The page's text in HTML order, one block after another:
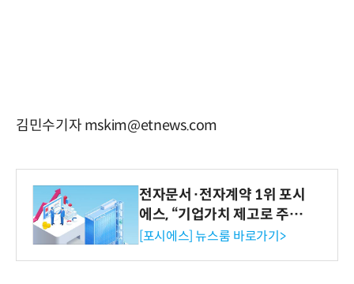
김민수기자 mskim@etnews.com
전자문서·전자계약 1위 포시
에스, “기업가치 제고로 주주
환원 강화” 계획 공시
[포시에스] 뉴스룸 바로가기>